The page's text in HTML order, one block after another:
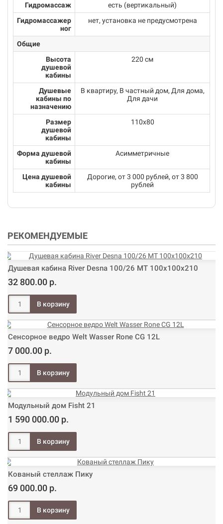
Гидромассаж
есть (вертикальный)
Гидромассажер
ног
нет, установка не предусмотрена
Общие
Высота
душевой
кабины
220 см
Душевые
кабины по
назначению
В квартиру, В частный дом, Для дома,
Для дачи
Размер
душевой
кабины
110х80
Форма душевой
кабины
Асимметричные
Цена душевой
кабины
Дорогие, от 3 000 рублей, от 3 800
рублей
РЕКОМЕНДУЕМЫЕ
Душевая кабина River Desna 100/26 МТ 100х100х210
32 800.00 р.
Сенсорное ведро Welt Wasser Rone CG 12L
7 000.00 р.
Модульный дом Fisht 21
1 590 000.00 р.
Кованый стеллаж Пику
69 000.00 р.